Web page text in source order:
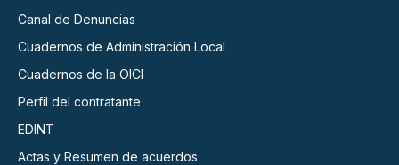
Canal de Denuncias
Cuadernos de Administración Local
Cuadernos de la OICI
Perfil del contratante
EDINT
Actas y Resumen de acuerdos